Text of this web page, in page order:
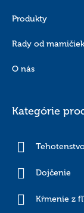
Produkty
Rady od mamičiek
O nás
Kategórie
Dojčenie
Kŕmenie z